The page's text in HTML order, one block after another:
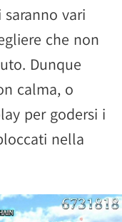
vari
che non
Dunque
calma, o
per godersi i
nella